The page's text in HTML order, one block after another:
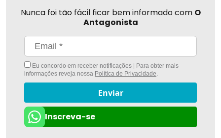
Nunca foi tão fácil ficar bem informado com O
Antagonista
Eu concordo em receber notificações | Para obter mais
informações reveja nossa Política de Privacidade.
Enviar
Inscreva-se